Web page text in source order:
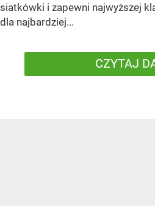
siatkówki i zapewni najwyższej
dla najbardziej...
CZYTAJ